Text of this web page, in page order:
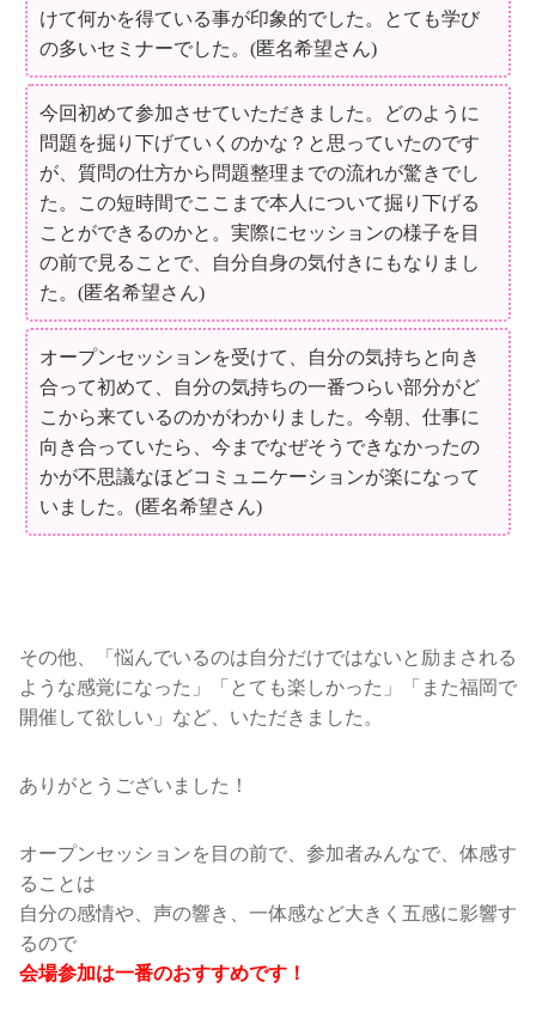
けて何かを得ている事が印象的でした。とても学び
の多いセミナーでした。(匿名希望さん)
今回初めて参加させていただきました。どのように
問題を掘り下げていくのかな？と思っていたのです
が、質問の仕方から問題整理までの流れが驚きでし
た。この短時間でここまで本人について掘り下げる
ことができるのかと。実際にセッションの様子を目
の前で見ることで、自分自身の気付きにもなりまし
た。(匿名希望さん)
オープンセッションを受けて、自分の気持ちと向き
合って初めて、自分の気持ちの一番つらい部分がど
こから来ているのかがわかりました。今朝、仕事に
向き合っていたら、今までなぜそうできなかったの
かが不思議なほどコミュニケーションが楽になって
いました。(匿名希望さん)
その他、「悩んでいるのは自分だけではないと励まされる
ような感覚になった」「とても楽しかった」「また福岡で
開催して欲しい」など、いただきました。
ありがとうございました！
オープンセッションを目の前で、参加者みんなで、体感す
ることは
自分の感情や、声の響き、一体感など大きく五感に影響す
るので
会場参加は一番のおすすめです！